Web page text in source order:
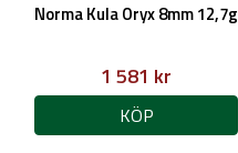
Norma Kula Oryx 8mm 12,7g
1 581 kr
KÖP